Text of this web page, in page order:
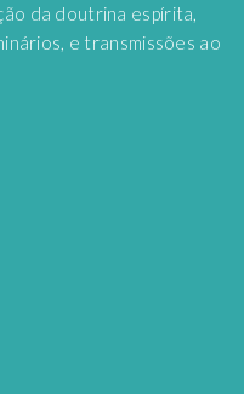
da doutrina espírita,
e transmissões ao